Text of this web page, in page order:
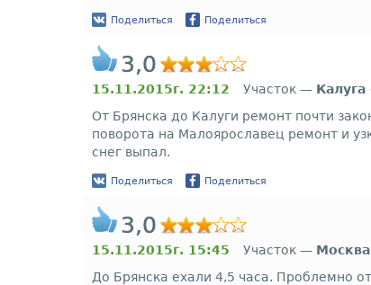
Поделиться Поделиться
3,0
15.11.2015г. 22:12 Участок — Калуга
От Брянска до Калуги ремонт почти
поворота на Малоярославец ремонт и
снег выпал.
Поделиться Поделиться
3,0
15.11.2015г. 15:45 Участок —
До Брянска ехали 4,5 часа. Проблемно